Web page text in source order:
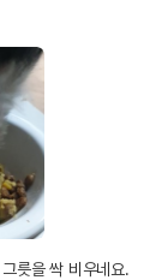
릇을 싹 비우네요.